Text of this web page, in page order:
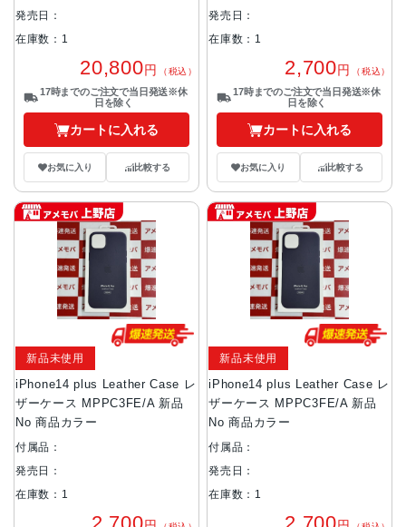
発売日：
在庫数：1
20,800円 （税込）
17時までのご注文で当日発送※休
日を除く
カートに入れる
お気に入り 比較する
発売日：
在庫数：1
2,700円 （税込）
17時までのご注文で当日発送※休
日を除く
カートに入れる
お気に入り 比較する
iPhone14 plus Leather Case レ
ザーケース MPPC3FE/A 新品
No 商品カラー
新品未使用
付属品：
発売日：
在庫数：1
iPhone14 plus Leather Case レ
ザーケース MPPC3FE/A 新品
No 商品カラー
新品未使用
付属品：
発売日：
在庫数：1